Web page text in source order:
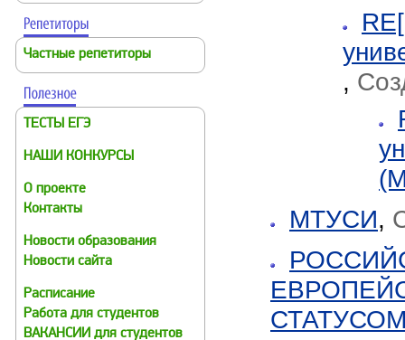
Частные репетиторы
ТЕСТЫ ЕГЭ
НАШИ КОНКУРСЫ
О проекте
Контакты
Новости образования
Новости сайта
Расписание
Работа для студентов
ВАКАНСИИ для студентов
,
МТУСИ,